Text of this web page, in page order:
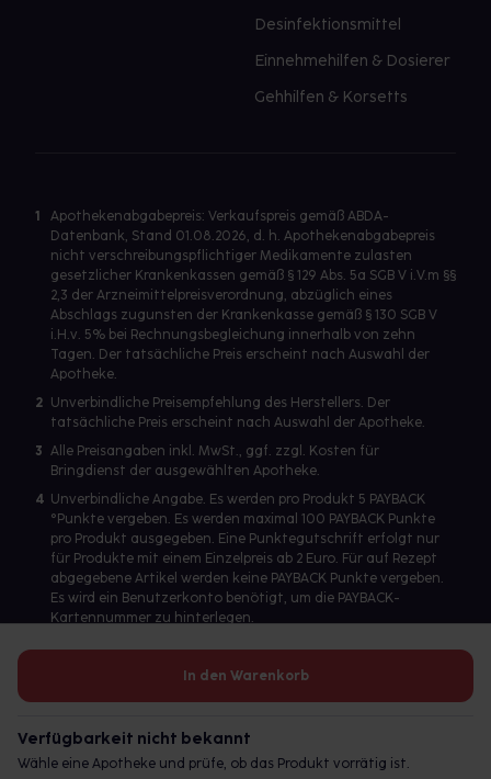
In den Warenkorb
Verfügbarkeit nicht bekannt
Wähle eine Apotheke und prüfe, ob das Produkt vorrätig ist.
Desinfektionsmittel
Einnehmehilfen & Dosierer
Gehhilfen & Korsetts
1
Apothekenabgabepreis: Verkaufspreis gemäß ABDA-
Datenbank, Stand 01.08.2026, d. h. Apothekenabgabepreis
nicht verschreibungspflichtiger Medikamente zulasten
gesetzlicher Krankenkassen gemäß § 129 Abs. 5a SGB V i.V.m §§
2,3 der Arzneimittelpreisverordnung, abzüglich eines
Abschlags zugunsten der Krankenkasse gemäß § 130 SGB V
i.H.v. 5% bei Rechnungsbegleichung innerhalb von zehn
Tagen. Der tatsächliche Preis erscheint nach Auswahl der
Apotheke.
2 Unverbindliche Preisempfehlung des Herstellers. Der
tatsächliche Preis erscheint nach Auswahl der Apotheke.
3 Alle Preisangaben inkl. MwSt., ggf. zzgl. Kosten für
Bringdienst der ausgewählten Apotheke.
4 Unverbindliche Angabe. Es werden pro Produkt 5 PAYBACK
°Punkte vergeben. Es werden maximal 100 PAYBACK Punkte
pro Produkt ausgegeben. Eine Punktegutschrift erfolgt nur
für Produkte mit einem Einzelpreis ab 2 Euro. Für auf Rezept
abgegebene Artikel werden keine PAYBACK Punkte vergeben.
Es wird ein Benutzerkonto benötigt, um die PAYBACK-
Kartennummer zu hinterlegen.
Betreiber des Portals und verantwortlich: gesund.de GmbH &
© 2026 gesund.de GmbH & Co. KG